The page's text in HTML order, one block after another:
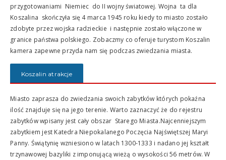
przygotowaniami Niemiec do II wojny światowej. Wojna ta dla
Koszalina skończyła się 4 marca 1945 roku kiedy to miasto zostało
zdobyte przez wojska radzieckie i następnie zostało włączone w
granice państwa polskiego. Zobaczmy co oferuje turystom Koszalin
kamera zapewne przyda nam się podczas zwiedzania miasta.
Koszalin atrakcje
Miasto zaprasza do zwiedzania swoich zabytków których pokaźna
ilość znajduje się na jego terenie. Warto zaznaczyć że do rejestru
zabytków wpisany jest cały obszar Starego Miasta.Najcenniejszym
zabytkiem jest Katedra Niepokalanego Poczęcia Najświętszej Maryi
Panny. Świątynię wzniesiono w latach 1300-1333 i nadano jej kształt
trzynawowej bazyliki z imponującą wieżą o wysokości 56 metrów. W